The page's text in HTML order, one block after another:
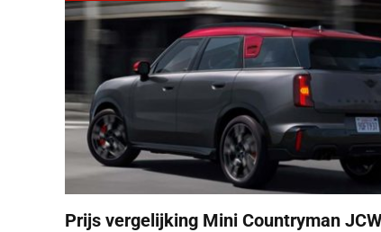
Prijs vergelijking Mini Countryman JCW